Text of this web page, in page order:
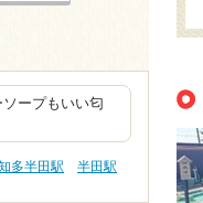
ープもいい匂
多半田駅
半田駅